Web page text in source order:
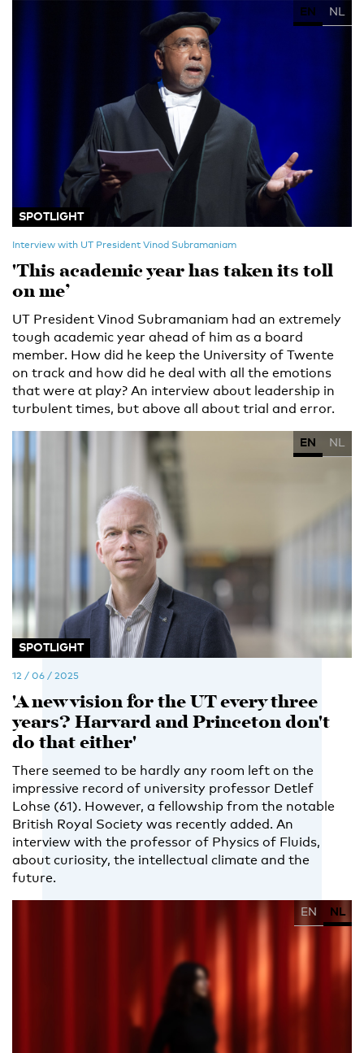
EN NL
SPOTLIGHT
Interview with UT President Vinod Subramaniam
'This academic year has taken its toll
on me’
UT President Vinod Subramaniam had an extremely
tough academic year ahead of him as a board
member. How did he keep the University of Twente
on track and how did he deal with all the emotions
that were at play? An interview about leadership in
turbulent times, but above all about trial and error.
EN NL
SPOTLIGHT
12 / 06 / 2025
'A new vision for the UT every three
years? Harvard and Princeton don't
do that either'
There seemed to be hardly any room left on the
impressive record of university professor Detlef
Lohse (61). However, a fellowship from the notable
British Royal Society was recently added. An
interview with the professor of Physics of Fluids,
about curiosity, the intellectual climate and the
future.
EN NL